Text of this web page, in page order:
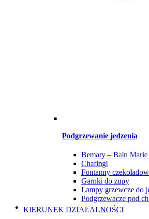
Podgrzewanie jedzenia
Bemary – Bain Marie
Chafingi
Fontanny
Garnki do zupy
Lampy grzewcze do
Podgrzewacze pod
KIERUNEK DZIAŁALNOŚCI